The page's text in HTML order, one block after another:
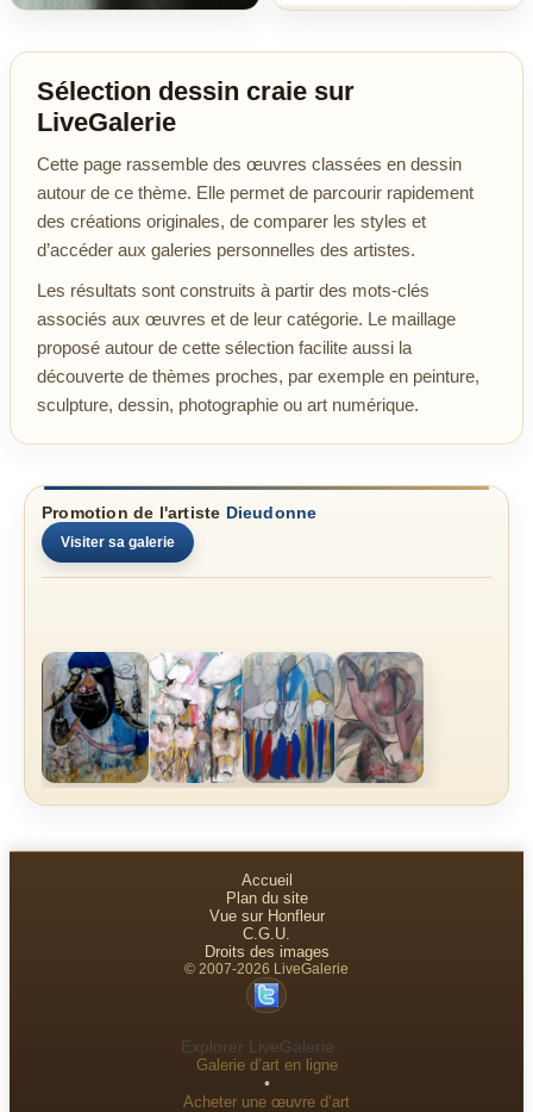
Sélection dessin craie sur
LiveGalerie
Cette page rassemble des œuvres classées en dessin
autour de ce thème. Elle permet de parcourir rapidement
des créations originales, de comparer les styles et
d’accéder aux galeries personnelles des artistes.
Les résultats sont construits à partir des mots-clés
associés aux œuvres et de leur catégorie. Le maillage
proposé autour de cette sélection facilite aussi la
découverte de thèmes proches, par exemple en peinture,
sculpture, dessin, photographie ou art numérique.
Promotion de l'artiste Dieudonne
Visiter sa galerie
Accueil
Plan du site
Vue sur Honfleur
C.G.U.
Droits des images
© 2007-2026 LiveGalerie
Explorer LiveGalerie :
Galerie d’art en ligne
•
Acheter une œuvre d’art